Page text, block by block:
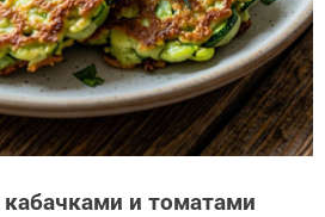
и томатами